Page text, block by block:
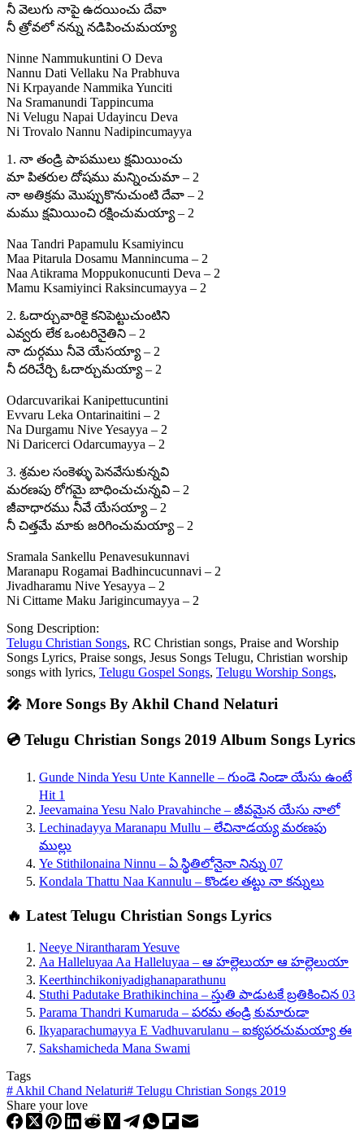
నీ వెలుగు నాపై ఉదయించు దేవా
నీ త్రోవలో నన్ను నడిపించుమయ్యా
Ninne Nammukuntini O Deva
Nannu Dati Vellaku Na Prabhuva
Ni Krpayande Nammika Yunciti
Na Sramanundi Tappincuma
Ni Velugu Napai Udayincu Deva
Ni Trovalo Nannu Nadipincumayya
1. నా తండ్రి పాపములు క్షమియించు
మా పితరుల దోషము మన్నించుమా – 2
నా అతిక్రమ మొప్పుకొనుచుంటి దేవా – 2
మము క్షమియించి రక్షించుమయ్యా – 2
Naa Tandri Papamulu Ksamiyincu
Maa Pitarula Dosamu Mannincuma – 2
Naa Atikrama Moppukonucunti Deva – 2
Mamu Ksamiyinci Raksincumayya – 2
2. ఓదార్చువారికై కనిపెట్టుచుంటిని
ఎవ్వరు లేక ఒంటరినైతిని – 2
నా దుర్గము నీవె యేసయ్యా – 2
నీ దరిచేర్చి ఓదార్చుమయ్యా – 2
Odarcuvarikai Kanipettucuntini
Evvaru Leka Ontarinaitini – 2
Na Durgamu Nive Yesayya – 2
Ni Daricerci Odarcumayya – 2
3. శ్రమల సంకెళ్ళు పెనవేసుకున్నవి
మరణపు రోగమై బాధించుచున్నవి – 2
జీవాధారము నీవే యేసయ్యా – 2
నీ చిత్తమే మాకు జరిగించుమయ్యా – 2
Sramala Sankellu Penavesukunnavi
Maranapu Rogamai Badhincucunnavi – 2
Jivadharamu Nive Yesayya – 2
Ni Cittame Maku Jarigincumayya – 2
Song Description:
Telugu Christian Songs, RC Christian songs, Praise and Worship
Songs Lyrics, Praise songs, Jesus Songs Telugu, Christian worship
songs with lyrics, Telugu Gospel Songs, Telugu Worship Songs,
🎤 More Songs By Akhil Chand Nelaturi
💿 Telugu Christian Songs 2019 Album Songs Lyrics
Gunde Ninda Yesu Unte Kannelle – గుండె నిండా యేసు ఉంటే
Hit 1
Jeevamaina Yesu Nalo Pravahinche – జీవమైన యేసు నాలో
Lechinadayya Maranapu Mullu – లేచినాడయ్య మరణపు
ముల్లు
Ye Stithilonaina Ninnu – ఏ స్థితిలోనైనా నిన్ను 07
Kondala Thattu Naa Kannulu – కొండల తట్టు నా కన్నులు
🔥 Latest Telugu Christian Songs Lyrics
Neeye Nirantharam Yesuve
Aa Halleluyaa Aa Halleluyaa – ఆ హల్లెలుయా ఆ హల్లెలుయా
Keerthinchikoniyadighanaparathunu
Stuthi Padutake Brathikinchina – స్తుతి పాడుటకే బ్రతికించిన 03
Parama Thandri Kumaruda – పరమ తండ్రి కుమారుడా
Ikyaparachumayya E Vadhuvarulanu – ఐక్యపరచుమయ్యా ఈ
Sakshamicheda Mana Swami
Tags
# Akhil Chand Nelaturi# Telugu Christian Songs 2019
Share your love